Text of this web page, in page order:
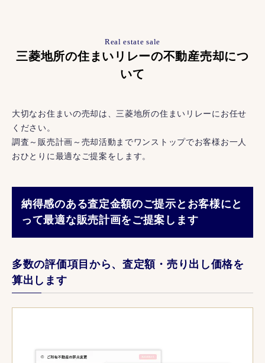
Real estate sale
三菱地所の住まいリレーの不動産売却につ
いて
大切なお住まいの売却は、三菱地所の住まいリレーにお任せ
ください。
調査～販売計画～売却活動までワンストップでお客様お一人
おひとりに最適なご提案をします。
納得感のある査定金額のご提示とお客様にと
って最適な販売計画をご提案します
多数の評価項目から、査定額・売り出し価格を
算出します